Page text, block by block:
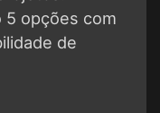
5 opções com
de